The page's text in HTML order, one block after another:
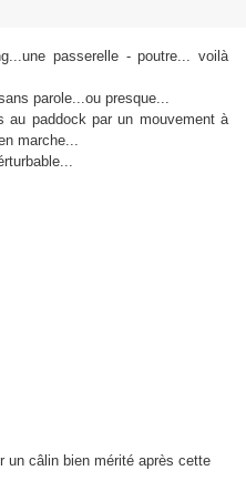
passerelle - poutre... voilà
parole...ou presque...
au paddock par un mouvement à
marche...
un câlin bien mérité après cette